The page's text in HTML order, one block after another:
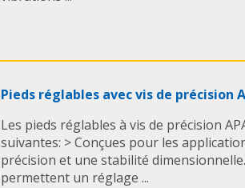
Pieds réglables avec vis de précision
Les pieds réglables à vis de précision
suivantes: > Conçues pour les
précision et une stabilité
permettent un réglage ...